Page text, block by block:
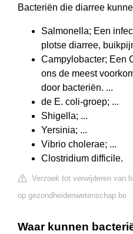
Bacteriën die diarree
Salmonella; Een
plotse diarree,
Campylobacter; Een
ons de meest
door bacteriën. ...
de E. coli-groep; ...
Shigella; ...
Yersinia; ...
Vibrio cholerae; ...
Clostridium difficile.
Verzoek tot verwijderen van
op gezondheidenwetenschap.be
Waar kunnen